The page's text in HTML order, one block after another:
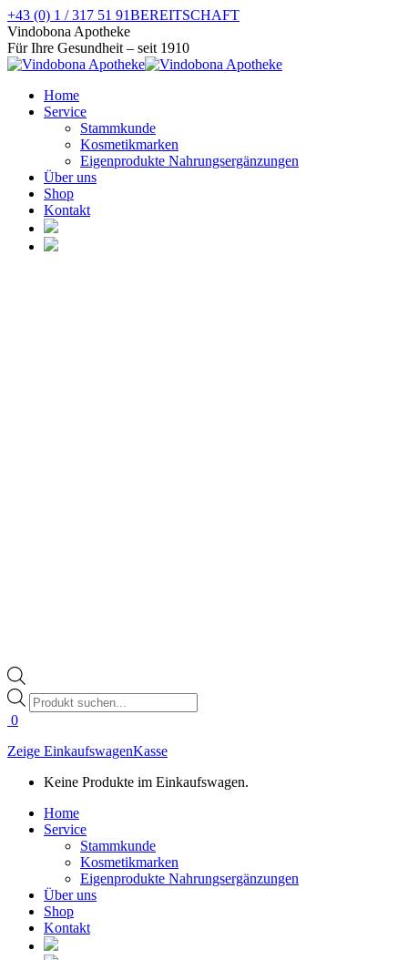
Zum
Inhalt
springen
+43 (0) 1 / 317 51 91BEREITSCHAFT
Facebook
page
opens
new
window
Instagram
page
opens
new
window
Vindobona Apotheke
Für Ihre Gesundheit – seit 1910
Home
Service
Stammkunde
Kosmetikmarken
Eigenprodukte Nahrungsergänzungen
Über uns
Shop
Kontakt
Products
search
0
Zeige EinkaufswagenKasse
Keine Produkte im Einkaufswagen.
Home
Service
Stammkunde
Kosmetikmarken
Eigenprodukte Nahrungsergänzungen
Über uns
Shop
Kontakt